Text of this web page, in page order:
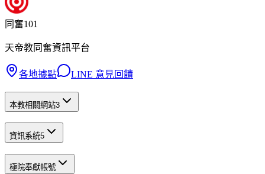
同奮101
天帝教同奮資訊平台
各地據點 LINE 意見回饋
本教相關網站3
資訊系統5
極院奉獻帳號